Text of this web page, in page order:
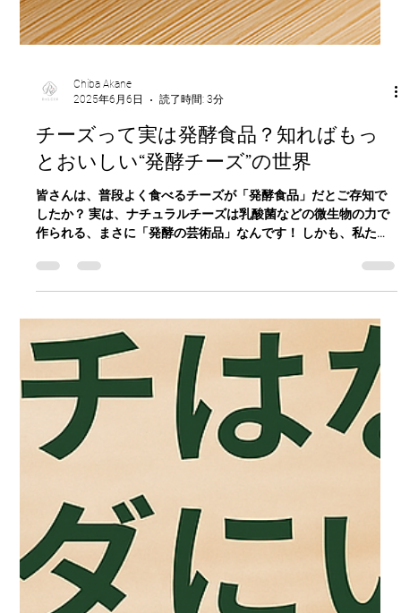
Chiba Akane
2025年6月6日
読了時間: 3分
チーズって実は発酵食品？知ればもっ
とおいしい“発酵チーズ”の世界
皆さんは、普段よく食べるチーズが「発酵食品」だとご存知で
したか？ 実は、ナチュラルチーズは乳酸菌などの微生物の力で
きています。 今回は、チーズと発酵の驚くような関係、気にな
る栄養パワー、そして、おいしく楽しむための秘訣を皆さんに
ご紹介します！